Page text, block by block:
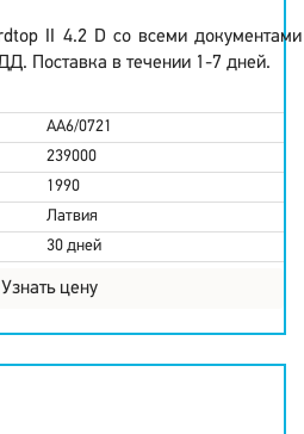
II 4.2 D со всеми документами
Поставка в течении 1-7 дней.
AA6/0721
239000
1990
Латвия
30 дней
Узнать цену